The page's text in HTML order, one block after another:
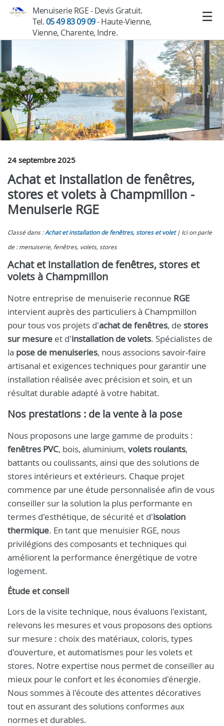
Menuiserie RGE - Devis Gratuit.
Tel.05 49 83 09 09- Haute-Vienne,
Vienne, Charente, Indre.
24 septembre 2025
Achat et installation de fenêtres,
stores et volets à Champmillon -
Menuiserie RGE
Classé dans :Achat et installation de fenêtres, stores et volet
Ici on parle
de : menuiserie, fenêtres, volets, stores
Achat et installation de fenêtres, stores et
volets à Champmillon
Notre entreprise de menuiserie reconnue RGE
intervient auprès des particuliers à Champmillon
pour tous vos projets d'achat de fenêtres, de stores
sur mesure et d'installation de volets. Spécialistes de
la pose de menuiseries, nous associons savoir‑faire
artisanal et exigences techniques pour garantir une
installation réalisée avec précision et soin, et un
résultat durable adapté à votre habitat.
Nos prestations : de la vente à la pose
Nous proposons une large gamme de produits :
fenêtres PVC, bois, aluminium, volets roulants,
battants ou coulissants, ainsi que des solutions de
stores intérieurs et extérieurs. Chaque projet
commence par une étude personnalisée afin de vous
conseiller sur la solution la plus performante en
termes d'esthétique, de sécurité et d'isolation
thermique. En tant que menuisier RGE, nous
privilégions des composants et techniques qui
améliorent la performance énergétique de votre
logement.
Étude et conseil
Lors de la visite technique, nous évaluons l'existant,
relevons les mesures et vous proposons des options
sur mesure : choix des matériaux, coloris, types
d'ouverture, et automatismes pour les volets et
stores. Notre expertise nous permet de conseiller au
mieux pour le confort et les économies d'énergie.
Nous sommes à l'écoute des attentes décoratives
tout en assurant des solutions conformes aux
normes et durables.